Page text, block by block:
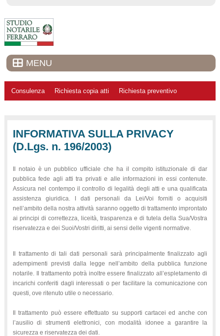
MENU
Consulenza Richiesta copia atti Richiesta preventivo
INFORMATIVA SULLA PRIVACY
(D.Lgs. n. 196/2003)
Il notaio è un pubblico ufficiale che ha il compito istituzionale di dar
pubblica fede agli atti tra privati e alle informazioni in essi contenute.
Assicura nel contempo il controllo di legalità degli atti e una qualificata
assistenza giuridica. I dati personali da Lei/Voi forniti o acquisiti
nell’ambito della nostra attività saranno oggetto di trattamento improntato
ai principi di correttezza, liceità, trasparenza e di tutela della Sua/Vostra
riservatezza e dei Suoi/Vostri diritti, ai sensi delle vigenti normative.
Il trattamento di tali dati personali sarà principalmente finalizzato agli
adempimenti previsti dalla legge nell’ambito della pubblica funzione
notarile. Il trattamento potrà inoltre essere finalizzato all’espletamento di
incarichi conferiti dagli interessati o per facilitare la comunicazione con
questi, ove ritenuto utile o necessario.
Il trattamento può essere effettuato su supporti cartacei ed anche con
l’ausilio di strumenti elettronici, con modalità idonee a garantire la
sicurezza e riservatezza dei dati.